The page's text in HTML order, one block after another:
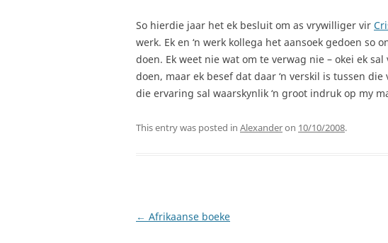
So hierdie jaar het ek besluit om as vrywilliger vir
werk. Ek en ‘n werk kollega het aansoek gedoen so
doen. Ek weet nie wat om te verwag nie – okei ek
doen, maar ek besef dat daar ‘n verskil is tussen
die ervaring sal waarskynlik ‘n groot indruk op my
This entry was posted in Alexanderon 10/10/2008.
Post
← Afrikaanse boeke